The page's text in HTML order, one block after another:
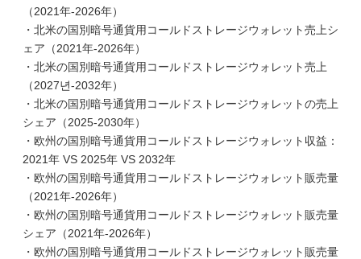
（2021年-2026年）
・北米の国別暗号通貨用コールドストレージウォレット売上シ
ェア（2021年-2026年）
・北米の国別暗号通貨用コールドストレージウォレット売上
（2027년-2032年）
・北米の国別暗号通貨用コールドストレージウォレットの売上
シェア（2025-2030年）
・欧州の国別暗号通貨用コールドストレージウォレット収益：
2021年 VS 2025年 VS 2032年
・欧州の国別暗号通貨用コールドストレージウォレット販売量
（2021年-2026年）
・欧州の国別暗号通貨用コールドストレージウォレット販売量
シェア（2021年-2026年）
・欧州の国別暗号通貨用コールドストレージウォレット販売量